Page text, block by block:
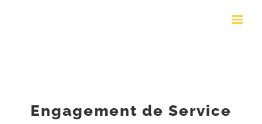
Engagement de Service